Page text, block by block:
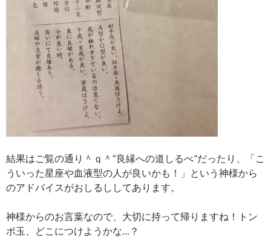
結果はご覧の通り＾ｑ＾“良縁への道しるべ”だったり、「こ
ういった星座や血液型の人が良いかも！」という神様から
のアドバイスがおしるししてあります。
神様からのお言葉なので、大切に持って帰りますね！トン
ボ玉、どこにつけようかな…？